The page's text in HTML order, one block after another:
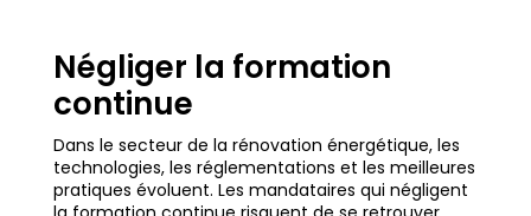
Négliger la formation
continue
Dans le secteur de la rénovation énergétique, les
technologies, les réglementations et les meilleures
pratiques évoluent. Les mandataires qui négligent